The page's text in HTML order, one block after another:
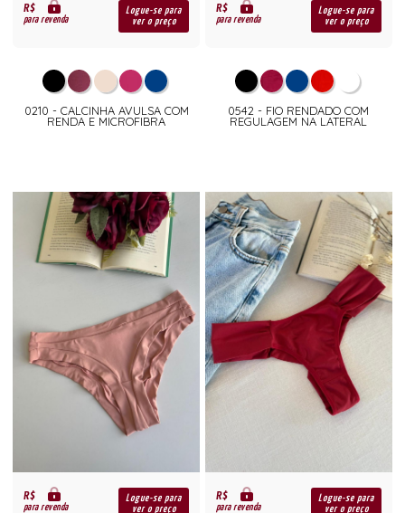
R$
para revenda
Logue-se para
ver o preço
0210 - CALCINHA AVULSA COM
RENDA E MICROFIBRA
R$
para revenda
Logue-se para
ver o preço
0542 - FIO RENDADO COM
REGULAGEM NA LATERAL
R$
para revenda
Logue-se para
ver o preço
R$
para revenda
Logue-se para
ver o preço